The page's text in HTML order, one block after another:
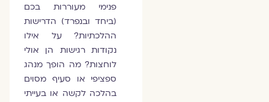
פנימי מעוררות בכם
(ביחד ובנפרד) הדרישות
ההלכתיות? על אילו
נקודות רגישות הן אולי
לוחצות? מה הופך מנהג
ספציפי או סעיף מסוים
בהלכה לקשה או בעייתי